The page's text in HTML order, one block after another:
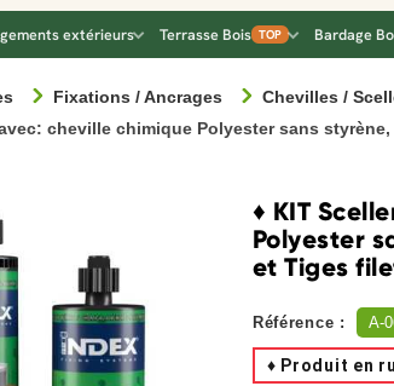
extérieurs Terrasse Bois TOP Bardage
Fixations / Ancrages
Chevilles /
cheville chimique Polyester sans
♦ KIT
Polyester
et Tiges
Référence : A-
♦ Produit en